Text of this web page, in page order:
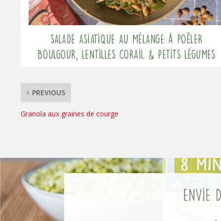
Salade asiatique au mélange à poêler
Boulgour, Lentilles corail & Petits légumes
PREVIOUS
Granola aux graines de courge
Envie